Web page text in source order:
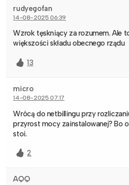
rudyegofan
14-08-2025 06:39
Wzrok tęskniący za rozumem. Ale
większości składu obecnego rządu
13
micro
14-08-2025 07:17
Wrócą do netbillingu przy
przyrost mocy zainstalowanej? Bo
stoi.
2
AQQ